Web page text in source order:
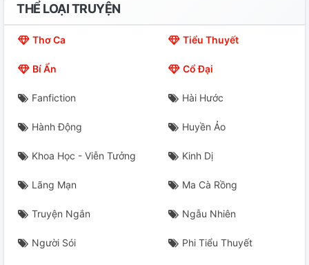
THỂ LOẠI TRUYỆN
Thơ Ca Tiểu Thuyết
Bí Ẩn Cổ Đại
Fanfiction Hài Hước
Hành Động Huyền Ảo
Khoa Học - Viễn Tưởng Kinh Dị
Lãng Mạn Ma Cà Rồng
Truyện Ngắn Ngẫu Nhiên
Người Sói Phi Tiểu Thuyết